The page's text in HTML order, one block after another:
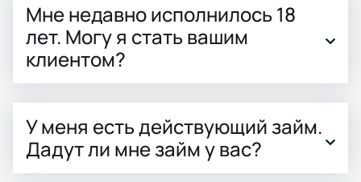
Мне недавно исполнилось 18
лет. Могу я стать вашим
клиентом?
У меня есть действующий займ.
Дадут ли мне займ у вас?